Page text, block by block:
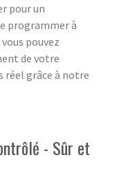
pour un
programmer à
pouvez
de votre
grâce à notre
- Sûr et